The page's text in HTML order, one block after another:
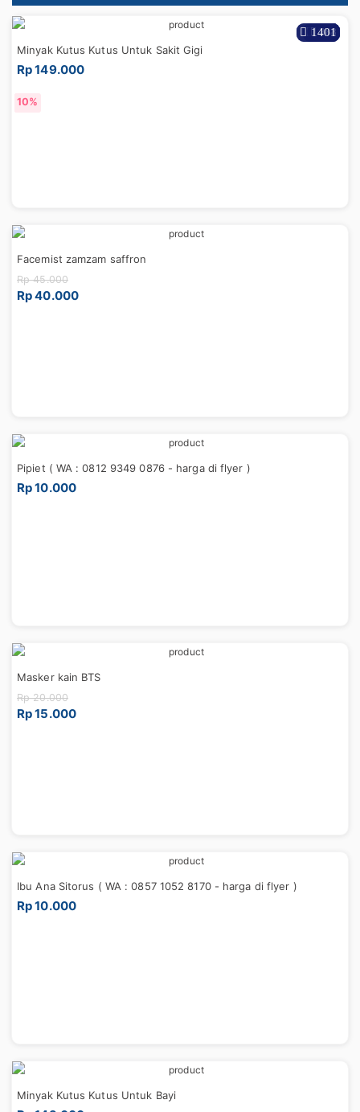
Minyak Kutus Kutus Untuk Sakit Gigi
Rp 149.000
488
Facemist zamzam saffron
11%
Rp 45.000
Rp 40.000
1110
Pipiet ( WA : 0812 9349 0876 - harga di flyer )
Rp 10.000
663
Masker kain BTS
25%
Rp 20.000
Rp 15.000
777
Ibu Ana Sitorus ( WA : 0857 1052 8170 - harga di flyer )
Rp 10.000
737
Minyak Kutus Kutus Untuk Bayi
303
336
17%
998
388
10%
1401